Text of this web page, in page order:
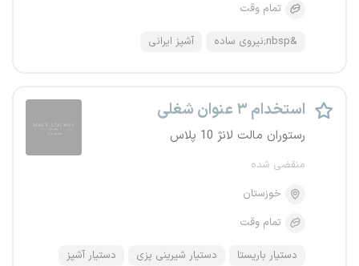
تمام وقت
&nbsp;نیروی ساده آشپز ایرانی
استخدام ۳ عنوان شغلی
رستوران مالت لانژ 10 پلاس
منقضی شده
خوزستان
تمام وقت
دستیار باریستا دستیار شیرینی پزی دستیار آشپز